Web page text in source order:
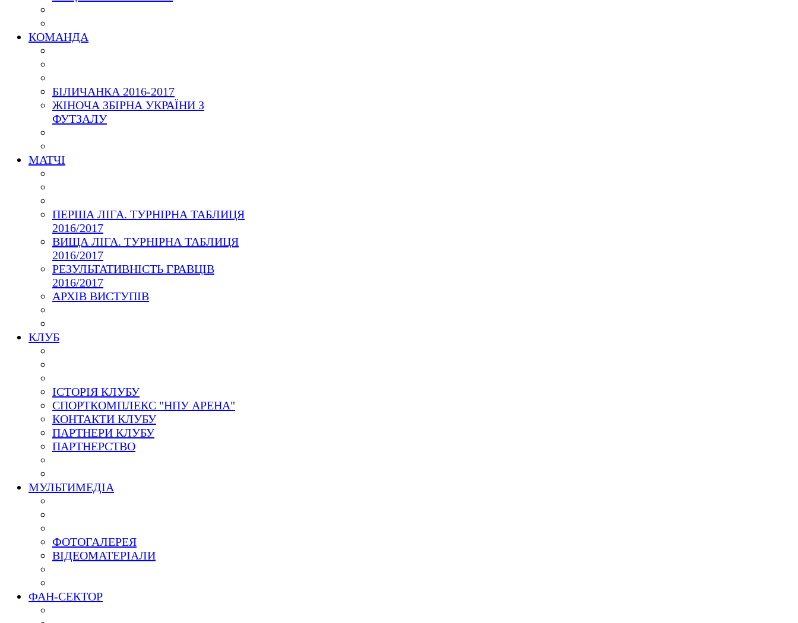
КОМАНДА
БІЛИЧАНКА 2016-2017
ЖІНОЧА ЗБІРНА УКРАЇНИ З
ФУТЗАЛУ
МАТЧІ
ПЕРША ЛІГА. ТУРНІРНА ТАБЛИЦЯ
2016/2017
ВИЩА ЛІГА. ТУРНІРНА ТАБЛИЦЯ
2016/2017
РЕЗУЛЬТАТИВНІСТЬ ГРАВЦІВ
2016/2017
АРХІВ ВИСТУПІВ
КЛУБ
ІСТОРІЯ КЛУБУ
СПОРТКОМПЛЕКС "НПУ АРЕНА"
КОНТАКТИ КЛУБУ
ПАРТНЕРИ КЛУБУ
ПАРТНЕРСТВО
МУЛЬТИМЕДІА
ФОТОГАЛЕРЕЯ
ВІДЕОМАТЕРІАЛИ
ФАН-СЕКТОР